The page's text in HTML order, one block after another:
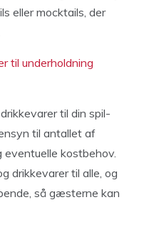
eller mocktails, der
til underholdning
til din spil-
til antallet af
kostbehov.
drikkevarer til alle, og
så gæsterne kan